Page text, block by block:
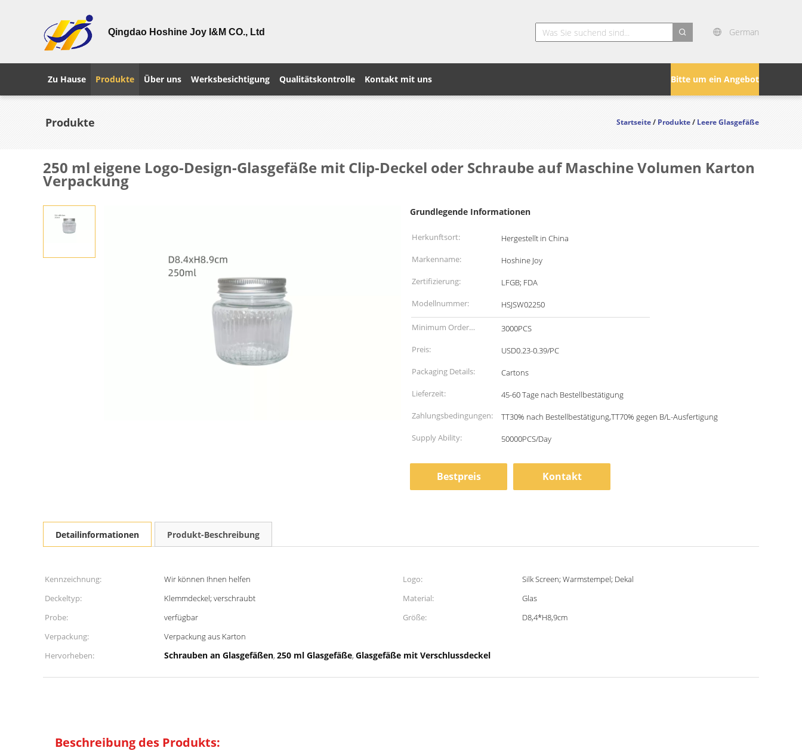
Qingdao Hoshine Joy I&M CO., Ltd German
Bitte um ein Angebot
Zu Hause Produkte Über uns Werksbesichtigung Qualitätskontrolle Kontakt mit uns
Produkte Startseite/Produkte/Leere Glasgefäße
250 ml eigene Logo-Design-Glasgefäße mit Clip-Deckel oder Schraube auf Maschine Volumen Karton
Verpackung
Grundlegende Informationen
Herkunftsort:
Hergestellt in China
Markenname:
Hoshine Joy
Zertifizierung:
LFGB; FDA
Modellnummer:
HSJSW02250
Minimum Order
Quantity:
3000PCS
Preis:
USD0.23-0.39/PC
Packaging Details:
Cartons
Lieferzeit:
45-60 Tage nach Bestellbestätigung
Zahlungsbedingungen:
TT30% nach Bestellbestätigung,TT70% gegen B/L-Ausfertigung
Supply Ability:
50000PCS/Day
Bestpreis Kontakt
Detailinformationen Produkt-Beschreibung
Kennzeichnung: Wir können Ihnen helfen Logo:
Silk Screen; Warmstempel; Dekal
Deckeltyp:
Klemmdeckel; verschraubt Material:
Glas
Probe:
verfügbar Größe:
D8,4*H8,9cm
Verpackung:
Verpackung aus Karton
Hervorheben:
Schrauben an Glasgefäßen, 250 ml Glasgefäße, Glasgefäße mit Verschlussdeckel
Beschreibung des Produkts: